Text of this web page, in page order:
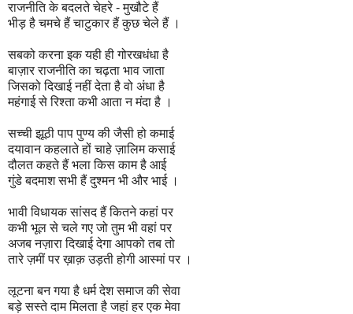
राजनीति के बदलते चेहरे - मुखौटे हैं
भीड़ है चमचे हैं चाटुकार हैं कुछ चेले हैं ।
सबको करना इक यही ही गोरखधंधा है
बाज़ार राजनीति का चढ़ता भाव जाता
जिसको दिखाई नहीं देता है वो अंधा है
महंगाई से रिश्ता कभी आता न मंदा है ।
सच्ची झूठी पाप पुण्य की जैसी हो कमाई
दयावान कहलाते हों चाहे ज़ालिम कसाई
दौलत कहते हैं भला किस काम है आई
गुंडे बदमाश सभी हैं दुश्मन भी और भाई ।
भावी विधायक सांसद हैं कितने कहां पर
कभी भूल से चले गए जो तुम भी वहां पर
अजब नज़ारा दिखाई देगा आपको तब तो
तारे ज़मीं पर ख़ाक़ उड़ती होगी आस्मां पर ।
लूटना बन गया है धर्म देश समाज की सेवा
बड़े सस्ते दाम मिलता है जहां हर एक मेवा